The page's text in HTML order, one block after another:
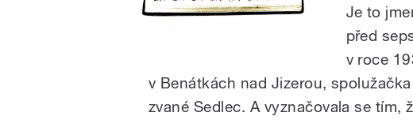
Je to
před
v roce
v Benátkách nad Jizerou,
zvané Sedlec. A vyznačovala se tím,